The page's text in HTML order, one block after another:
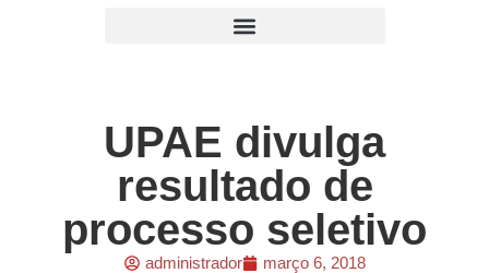
UPAE divulga
resultado de
processo seletivo
administrador março 6, 2018